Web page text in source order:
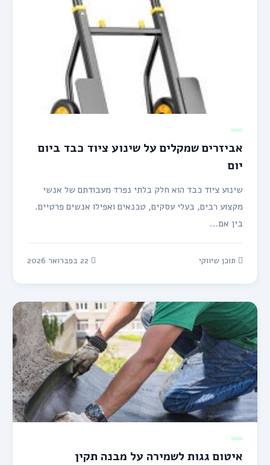
אביזרים שמקלים על שינוע ציוד כבד ביום
יום
שינוע ציוד כבד הוא חלק בלתי נפרד מעבודתם של אנשי
מקצוע רבים, בעלי עסקים, טכנאים ואפילו אנשים פרטיים.
בין אם...
תוכן שיווקי
איטום גגות לשמירה על מבנה תקין